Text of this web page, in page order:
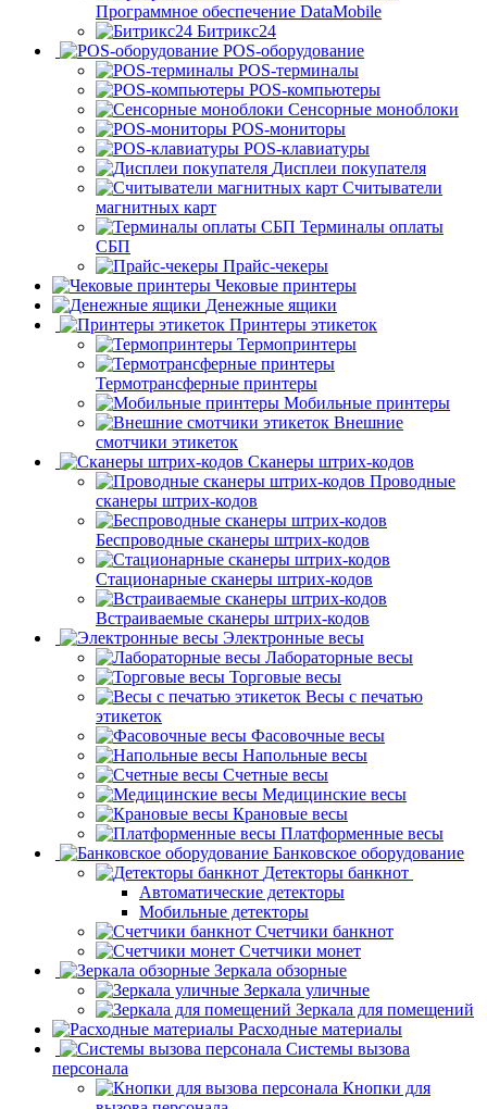
Программное обеспечение DataMobile
Битрикс24
POS-оборудование
POS-терминалы
POS-компьютеры
Сенсорные моноблоки
POS-мониторы
POS-клавиатуры
Дисплеи покупателя
Считыватели
магнитных карт
Терминалы оплаты
СБП
Прайс-чекеры
Чековые принтеры
Денежные ящики
Принтеры этикеток
Термопринтеры
Термотрансферные принтеры
Мобильные принтеры
Внешние
смотчики этикеток
Сканеры штрих-кодов
Проводные
сканеры штрих-кодов
Беспроводные сканеры штрих-кодов
Стационарные сканеры штрих-кодов
Встраиваемые сканеры штрих-кодов
Электронные весы
Лабораторные весы
Торговые весы
Весы с печатью
этикеток
Фасовочные весы
Напольные весы
Счетные весы
Медицинские весы
Крановые весы
Платформенные весы
Банковское оборудование
Детекторы банкнот
Автоматические детекторы
Мобильные детекторы
Счетчики банкнот
Счетчики монет
Зеркала обзорные
Зеркала уличные
Зеркала для помещений
Расходные материалы
Системы вызова
персонала
Кнопки для